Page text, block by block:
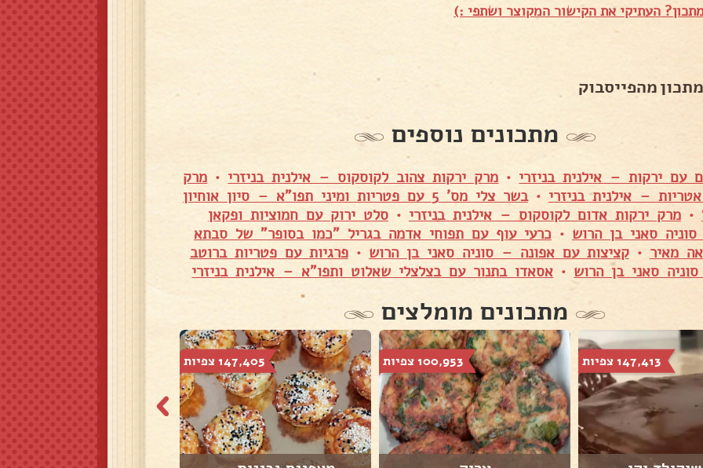
העתיקי את הקישור המקוצר ושתפי :)
מהפייסבוק
מתכונים נוספים
עם ירקות – אילנית בניזרי • מרק ירקות צהוב לקוסקוס – אילנית בניזרי • מרק
– אילנית בניזרי •
בשר צלי מס' 5 עם פטריות ומיני תפו"א – סיון אוחיון
•מרק ירקות אדום לקוסקוס – אילנית בניזרי •סלט ירוק עם חמוציות ופקאן
סאני בן הרוש • כרעי עוף עם תפוחי אדמה בגריל "כמו בסופר" של סבתא
מאיר •קציצות עם אפונה – סוניה סאני בן הרוש •פרגיות עם פטריות ברוטב
סאני בן הרוש • אסאדו בתנור עם בצלצלי שאלוט ותפו"א – אילנית בניזרי
מתכונים מומלצים
147,413 צפיות 100,953 צפיות 147,405 צפיות